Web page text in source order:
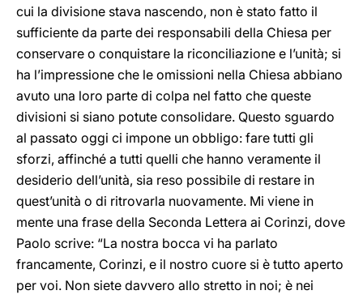
cui la divisione stava nascendo, non è stato fatto il
sufficiente da parte dei responsabili della Chiesa per
conservare o conquistare la riconciliazione e l’unità; si
ha l’impressione che le omissioni nella Chiesa abbiano
avuto una loro parte di colpa nel fatto che queste
divisioni si siano potute consolidare. Questo sguardo
al passato oggi ci impone un obbligo: fare tutti gli
sforzi, affinché a tutti quelli che hanno veramente il
desiderio dell’unità, sia reso possibile di restare in
quest’unità o di ritrovarla nuovamente. Mi viene in
mente una frase della Seconda Lettera ai Corinzi, dove
Paolo scrive: “La nostra bocca vi ha parlato
francamente, Corinzi, e il nostro cuore si è tutto aperto
per voi. Non siete davvero allo stretto in noi; è nei